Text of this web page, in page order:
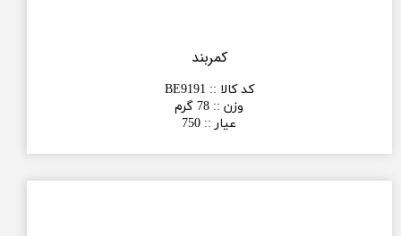
کمربند
کد کالا ::
BE9191
وزن :: 78 گرم
عیار ::
750